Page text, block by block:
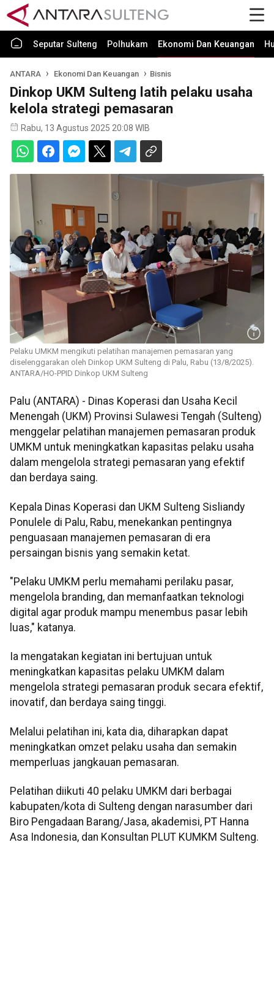
Seputar Sulteng Polhukam Ekonomi Dan Keuangan
ANTARA Ekonomi Dan Keuangan Bisnis
Dinkop UKM Sulteng latih pelaku usaha
kelola strategi pemasaran
Rabu, 13 Agustus 2025 20:08 WIB
Pelaku UMKM mengikuti pelatihan manajemen pemasaran yang
diselenggarakan oleh Dinkop UKM Sulteng di Palu, Rabu (13/8/2025).
ANTARA/HO-PPID Dinkop UKM Sulteng
Palu (ANTARA) - Dinas Koperasi dan Usaha Kecil
Menengah (UKM) Provinsi Sulawesi Tengah (Sulteng)
menggelar pelatihan manajemen pemasaran produk
UMKM untuk meningkatkan kapasitas pelaku usaha
dalam mengelola strategi pemasaran yang efektif
dan berdaya saing.
Kepala Dinas Koperasi dan UKM Sulteng Sisliandy
Ponulele di Palu, Rabu, menekankan pentingnya
penguasaan manajemen pemasaran di era
persaingan bisnis yang semakin ketat.
"Pelaku UMKM perlu memahami perilaku pasar,
mengelola branding, dan memanfaatkan teknologi
digital agar produk mampu menembus pasar lebih
luas," katanya.
Ia mengatakan kegiatan ini bertujuan untuk
meningkatkan kapasitas pelaku UMKM dalam
mengelola strategi pemasaran produk secara efektif,
inovatif, dan berdaya saing tinggi.
Melalui pelatihan ini, kata dia, diharapkan dapat
meningkatkan omzet pelaku usaha dan semakin
memperluas jangkauan pemasaran.
Pelatihan diikuti 40 pelaku UMKM dari berbagai
kabupaten/kota di Sulteng dengan narasumber dari
Biro Pengadaan Barang/Jasa, akademisi, PT Hanna
Asa Indonesia, dan Konsultan PLUT KUMKM Sulteng.